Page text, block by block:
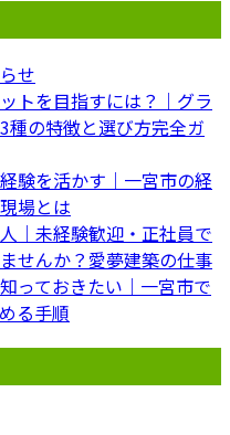
せ
トを目指すには？｜グラ
種の特徴と選び方完全ガ
験を活かす｜一宮市の経
場とは
｜未経験歓迎・正社員で
せんか？愛夢建築の仕事
っておきたい｜一宮市で
る手順